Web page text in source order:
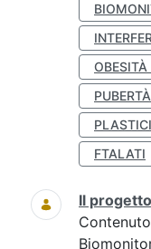
FTALATI
Il progetto